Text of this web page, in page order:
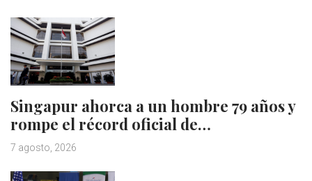
Singapur ahorca a un hombre 79 años y
rompe el récord oficial de…
7 agosto, 2026